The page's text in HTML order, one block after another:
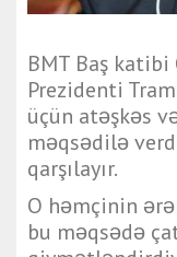
BMT Baş katibi
Prezidenti
üçün atəşkəs
məqsədilə
qarşılayır.
O həmçinin
bu məqsədə